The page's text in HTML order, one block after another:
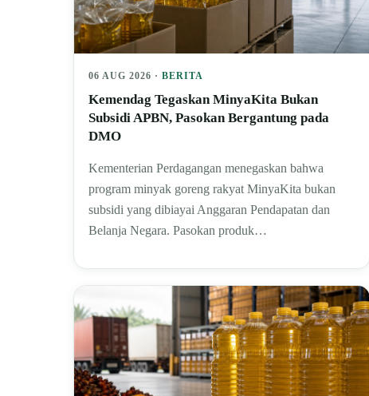
06 AUG 2026 · BERITA
Kemendag Tegaskan MinyaKita Bukan
Subsidi APBN, Pasokan Bergantung pada
DMO
Kementerian Perdagangan menegaskan bahwa
program minyak goreng rakyat MinyaKita bukan
subsidi yang dibiayai Anggaran Pendapatan dan
Belanja Negara. Pasokan produk…